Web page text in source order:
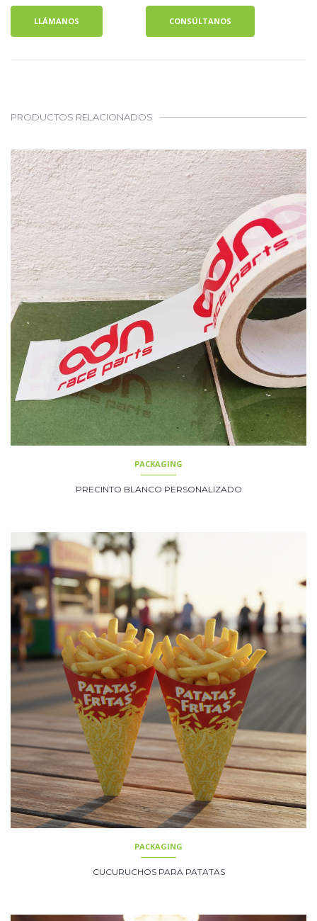
LLÁMANOS CONSÚLTANOS
PRODUCTOS RELACIONADOS
PACKAGING
PRECINTO BLANCO PERSONALIZADO
PACKAGING
CUCURUCHOS PARA PATATAS